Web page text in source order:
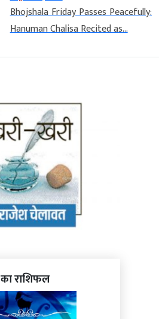
Bhojshala Friday Passes Peacefully:
Hanuman Chalisa Recited as...
का राशिफल